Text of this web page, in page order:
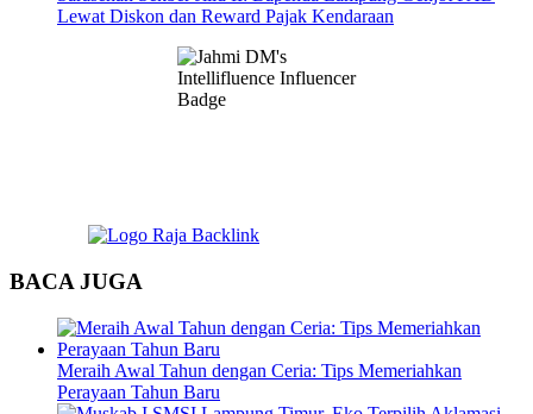
Lewat Diskon dan Reward Pajak Kendaraan
BACA JUGA
Meraih Awal Tahun dengan Ceria: Tips Memeriahkan
Perayaan Tahun Baru